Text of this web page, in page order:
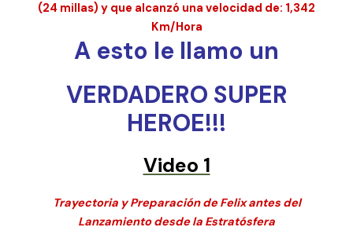
(24 millas) y que alcanzó una velocidad de: 1,342
Km/Hora
A esto le llamo un
VERDADERO SUPER
HEROE!!!
Video 1
Trayectoria y Preparación de Felix antes del
Lanzamiento desde la Estratósfera